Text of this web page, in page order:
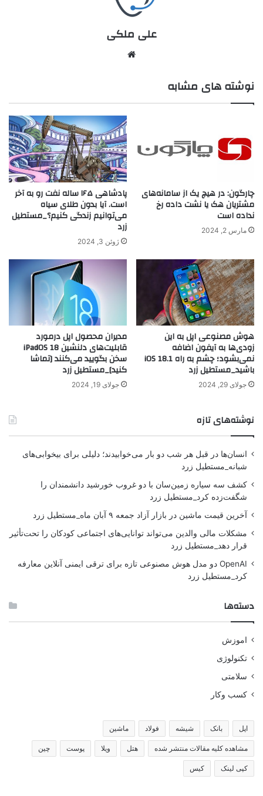
علی ملکی
نوشته های مشابه
چارگون: در هیچ یک از سامانه‌های
مشتریان هک یا نشت داده رخ
نداده است
مارس 2, 2024
پادشاهی ۱۶۵ ساله نفت رو به آخر
است. آیا بدون طلای سیاه
می‌توانیم زندگی کنیم؟_مستطیل
زرد
ژوئن 3, 2024
هوش مصنوعی اپل به این
زودی‌ها به آیفون اضافه
نمی‌بشود؛ چشم به راه iOS 18.1
باشید_مستطیل زرد
جولای 29, 2024
مدیران محصول اپل درمورد
قابلیت‌های دلنشین iPadOS 18
سخن بگویید می‌کنند [تماشا
کنید]_مستطیل زرد
جولای 19, 2024
نوشته‌های تازه
انسان‌ها در قبل هر شب دو بار می‌خوابیدند؛ دلیلی برای بیخوابی‌های
شبانه_مستطیل زرد
کشف سه سیاره زمین‌سان با دو غروب خورشید دانشمندان را
شگفت‌زده کرد_مستطیل زرد
آخرین قیمت ماشین در بازار آزاد جمعه ۹ آبان ماه_مستطیل زرد
مشکلات مالی والدین می‌تواند توانایی‌های اجتماعی کودکان را تحت‌تأثیر
قرار دهد_مستطیل زرد
OpenAI دو مدل هوش مصنوعی تازه برای ترقی ایمنی آنلاین معارفه
کرد_مستطیل زرد
دسته‌ها
اموزش
تکنولوژی
سلامتی
کسب وکار
اپل بانک شیشه فولاد ماشین
مشاهده کلیه مقالات منتشر شده هتل ویلا پوست چین
کپی لینک کیس